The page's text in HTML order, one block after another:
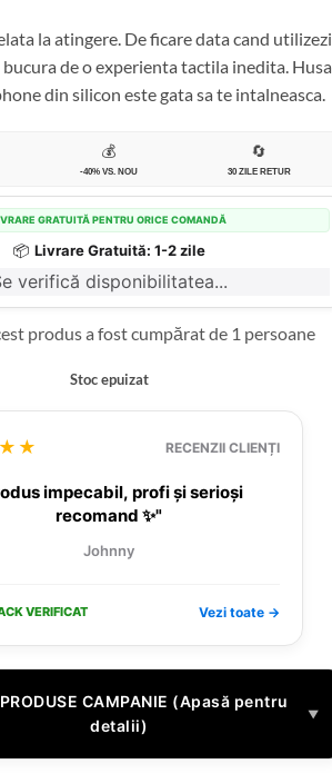
la atingere. De ficare data cand utilizezi
de o experienta tactila inedita. Husa
din silicon este gata sa te intalneasca.
💰
-40% VS. NOU
🔄
30 ZILE RETUR
GRATUITĂ PENTRU ORICE COMANDĂ
📦 Livrare Gratuită: 1-2 zile
verifică disponibilitatea...
produs a fost cumpărat de 1 persoane
Stoc epuizat
RECENZII CLIENȚI
impecabil, profi și serioși
recomand ✨"
Johnny
VERIFICAT Vezi toate →
CAMPANIE (Apasă pentru
detalii)
▼